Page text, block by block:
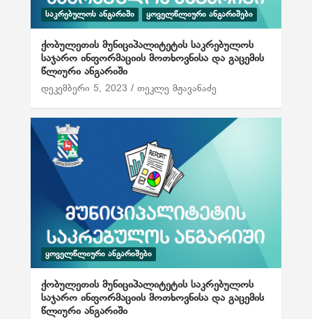
ᲡᲐᲙᲠᲔᲑᲣᲚᲝᲡ ᲐᲜᲒᲐᲠᲘᲨᲘ ᲧᲝᲕᲔᲚᲬᲚᲘᲣᲠᲘ ᲐᲜᲒᲐᲠᲘᲨᲔᲑᲘ
ქობულეთის მუნიციპალიტეტის საკრებულოს
საჯარო ინფორმაციის მოთხოვნისა და გაცემის
წლიური ანგარიში
დეკემბერი 5, 2023 თეკლე მჟავანაძე
ᲧᲝᲕᲔᲚᲬᲚᲘᲣᲠᲘ ᲐᲜᲒᲐᲠᲘᲨᲔᲑᲘ
ქობულეთის მუნიციპალიტეტის საკრებულოს
საჯარო ინფორმაციის მოთხოვნისა და გაცემის
წლიური ანგარიში